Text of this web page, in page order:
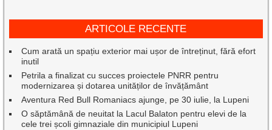
ARTICOLE RECENTE
Cum arată un spațiu exterior mai ușor de întreținut, fără efort
inutil
Petrila a finalizat cu succes proiectele PNRR pentru
modernizarea și dotarea unităților de învățământ
Aventura Red Bull Romaniacs ajunge, pe 30 iulie, la Lupeni
O săptămână de neuitat la Lacul Balaton pentru elevi de la
cele trei școli gimnaziale din municipiul Lupeni